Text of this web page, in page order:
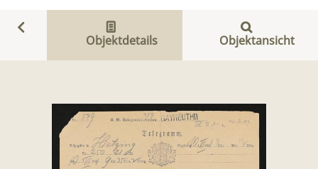
Objektdetails Objektansicht